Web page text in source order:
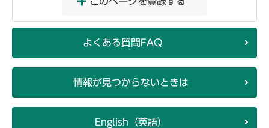
よくある質問FAQ
情報が見つからないときは
English（英語）